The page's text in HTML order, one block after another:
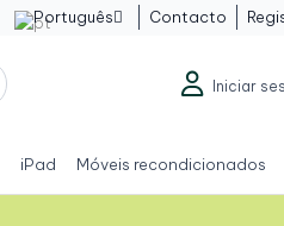
Português  Contacto
Iniciar
iPad Móveis recondicionados